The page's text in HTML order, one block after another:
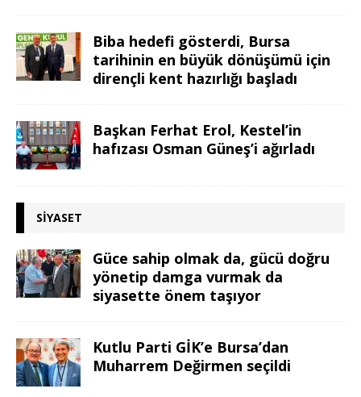
Biba hedefi gösterdi, Bursa
tarihinin en büyük dönüşümü için
dirençli kent hazırlığı başladı
Başkan Ferhat Erol, Kestel’in
hafızası Osman Güneş’i ağırladı
SIYASET
Güce sahip olmak da, gücü doğru
yönetip damga vurmak da
siyasette önem taşıyor
Kutlu Parti GİK’e Bursa’dan
Muharrem Değirmen seçildi